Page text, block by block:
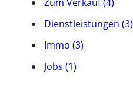
Dienstleistungen (3)
Immo (3)
Jobs (1)